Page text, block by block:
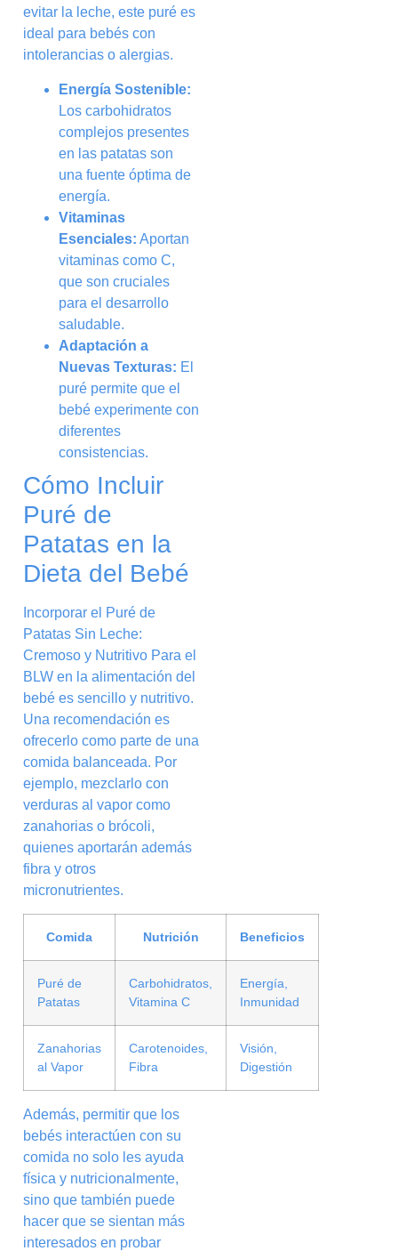
evitar la leche, este puré es
ideal para bebés con
intolerancias o alergias.
Energía Sostenible:
Los carbohidratos
complejos presentes
en las patatas son
una fuente óptima de
energía.
Vitaminas
Esenciales: Aportan
vitaminas como C,
que son cruciales
para el desarrollo
saludable.
Adaptación a
Nuevas Texturas: El
puré permite que el
bebé experimente con
diferentes
consistencias.
Cómo Incluir
Puré de
Patatas en la
Dieta del Bebé
Incorporar el Puré de
Patatas Sin Leche:
Cremoso y Nutritivo Para el
BLW en la alimentación del
bebé es sencillo y nutritivo.
Una recomendación es
ofrecerlo como parte de una
comida balanceada. Por
ejemplo, mezclarlo con
verduras al vapor como
zanahorias o brócoli,
quienes aportarán además
fibra y otros
micronutrientes.
Comida Nutrición Beneficios
Puré de
Patatas
Carbohidratos,
Vitamina C
Energía,
Inmunidad
Zanahorias
al Vapor
Carotenoides,
Fibra
Visión,
Digestión
Además, permitir que los
bebés interactúen con su
comida no solo les ayuda
física y nutricionalmente,
sino que también puede
hacer que se sientan más
interesados en probar